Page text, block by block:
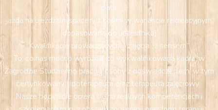
ciała,
jazda na ujeżdżalni/spacery z końmi w wariancie rekreacyjnym
(dopasowane do uczestnika).
Kwalifikacje prowadzących – zajęcia „z sensem”
To, co nas mocno wyróżnia, to wykwalifikowana kadra: w
Zagrodzie Studzienno pracują osoby z doświadczeniem, w tym
certyfikowany hipoterapeuta oraz terapeuta zajęciowy.
Nasze podejście opiera się na realnych kompetencjach i